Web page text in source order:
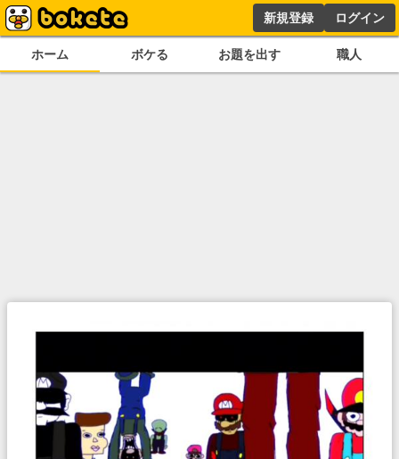
新規登録 ログイン
ホーム ボケる お題を出す 職人